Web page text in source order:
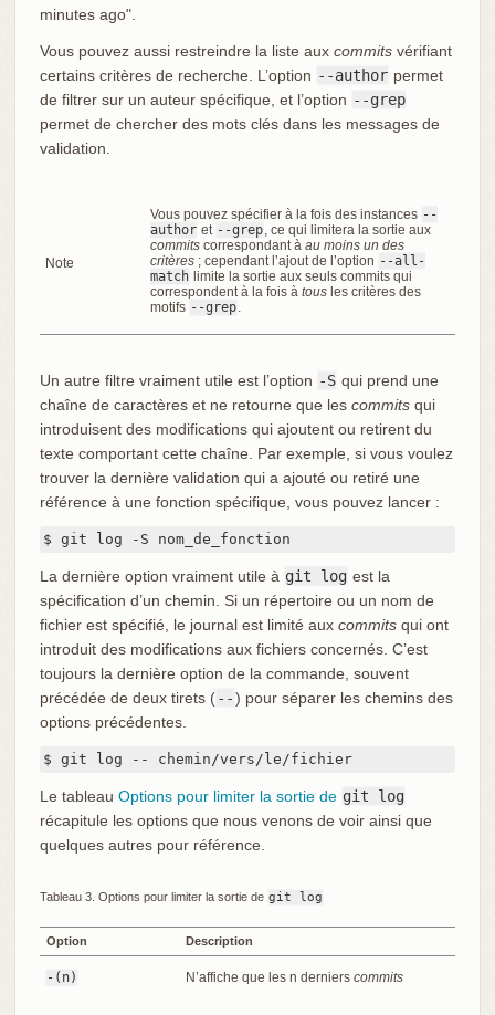
minutes ago".
Vous pouvez aussi restreindre la liste aux commitsvérifiant
certains critères de recherche. L’option --author permet
de filtrer sur un auteur spécifique, et l’option --grep
permet de chercher des mots clés dans les messages de
validation.
Note
Vous pouvez spécifier à la fois des instances --
author et --grep , ce qui limitera la sortie aux
commitscorrespondant à au moins un des
critères; cependant l’ajout de l’option --all-
match limite la sortie aux seuls commits qui
correspondent à la fois à tousles critères des
motifs --grep
Un autre filtre vraiment utile est l’option -S qui prend une
chaîne de caractères et ne retourne que les commitsqui
introduisent des modifications qui ajoutent ou retirent du
texte comportant cette chaîne. Par exemple, si vous voulez
trouver la dernière validation qui a ajouté ou retiré une
référence à une fonction spécifique, vous pouvez lancer :
$ git log -S nom_de_fonction
La dernière option vraiment utile à git log est la
spécification d’un chemin. Si un répertoire ou un nom de
fichier est spécifié, le journal est limité aux commitsqui ont
introduit des modifications aux fichiers concernés. C’est
toujours la dernière option de la commande, souvent
précédée de deux tirets ( --) pour séparer les chemins des
options précédentes.
$ git log -- chemin/vers/le/fichier
Le tableau Options pour limiter la sortie de git log
récapitule les options que nous venons de voir ainsi que
quelques autres pour référence.
Tableau 3. Options pour limiter la sortie de git log
Option Description
-(n) N’affiche que les n derniers commits